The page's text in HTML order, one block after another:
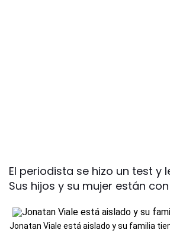
El periodista se hizo un test y
Sus hijos y su mujer están
Jonatan Viale está aislado y su familia